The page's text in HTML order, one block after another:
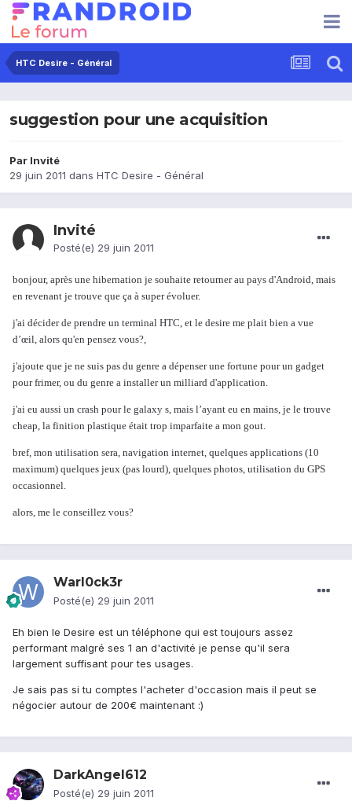
HTC Desire - Général
suggestion pour une acquisition
Par Invité
29 juin 2011 dans HTC Desire - Général
Invité
Posté(e) 29 juin 2011
bonjour, après une hibernation je souhaite retourner au pays d'Android, mais
en revenant je trouve que ça à super évoluer.
j'ai décider de prendre un terminal HTC, et le desire me plait bien a vue
d’œil, alors qu'en pensez vous?,
j'ajoute que je ne suis pas du genre a dépenser une fortune pour un gadget
pour frimer, ou du genre a installer un milliard d'application.
j'ai eu aussi un crash pour le galaxy s, mais l’ayant eu en mains, je le trouve
cheap, la finition plastique était trop imparfaite a mon gout.
bref, mon utilisation sera, navigation internet, quelques applications (10
maximum) quelques jeux (pas lourd), quelques photos, utilisation du GPS
occasionnel.
alors, me le conseillez vous?
Warl0ck3r
Posté(e) 29 juin 2011
Eh bien le Desire est un téléphone qui est toujours assez
performant malgré ses 1 an d'activité je pense qu'il sera
largement suffisant pour tes usages.
Je sais pas si tu comptes l'acheter d'occasion mais il peut se
négocier autour de 200€ maintenant :)
DarkAngel612
Posté(e) 29 juin 2011